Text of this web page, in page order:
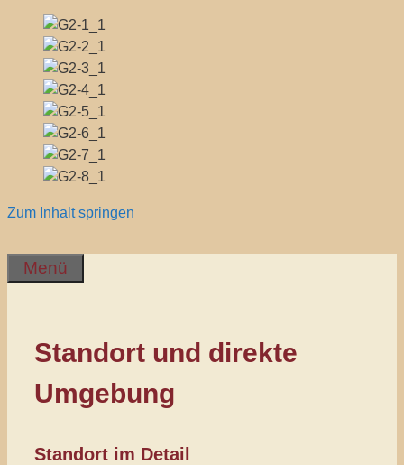
Zum Inhalt springen
Menü
Standort und direkte
Umgebung
Standort im Detail